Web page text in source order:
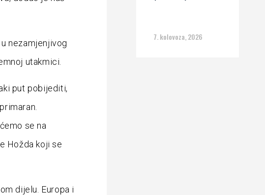
nezamjenjivog
utakmici.
put pobijediti,
se na
Hožda koji se
dijelu. Europa i
7. kolovoza, 2026